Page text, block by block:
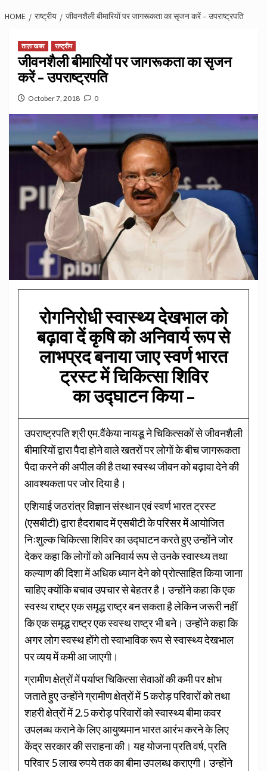
HOME राष्ट्रीय जीवनशैली बीमारियों पर जागरूकता का सृजन करें – उपराष्ट्रपति
ताज़ा खबर राष्ट्रीय
जीवनशैली बीमारियों पर जागरूकता का सृजन
करें – उपराष्ट्रपति
October 7, 2018 0
रोगनिरोधी स्वास्थ्य देखभाल को
बढ़ावा दें कृषि को अनिवार्य रूप से
लाभप्रद बनाया जाए ​​​​​​​स्वर्ण भारत
ट्रस्ट में चिकित्सा शिविर
काउद्घाटन किया –
उपराष्ट्रपति श्री एम.वैंकेया नायडू ने चिकित्सकों से जीवनशैली
बीमारियों द्वारा पैदा होने वाले खतरों पर लोगों के बीच जागरूकता
पैदा करने की अपील की है तथा स्वस्थ जीवन को बढ़ावा देने की
आवश्यकता पर जोर दिया है।
एशियाई जठरांत्र विज्ञान संस्थान एवं स्वर्ण भारत ट्रस्ट
(एसबीटी) द्वारा हैदराबाद में एसबीटी के परिसर में आयोजित
निःशुल्क चिकित्सा शिविर का उद्घाटन करते हुए उन्होंने जोर
देकर कहा कि लोगों को अनिवार्य रूप से उनके स्वास्थ्य तथा
कल्याण की दिशा में अधिक ध्यान देने को प्रोत्साहित किया जाना
चाहिए क्योंकि बचाव उपचार से बेहतर है। उन्होंने कहा कि एक
स्वस्थ राष्ट्र एक समृद्ध राष्ट्र बन सकता है लेकिन जरूरी नहीं
कि एक समृद्ध राष्ट्र एक स्वस्थ राष्ट्र भी बने। उन्होंने कहा कि
अगर लोग स्वस्थ होंगे तो स्वाभाविक रूप से स्वास्थ्य देखभाल
पर व्यय में कमी आ जाएगी।
ग्रामीण क्षेत्रों में पर्याप्त चिकित्सा सेवाओं की कमी पर क्षोभ
जताते हुए उन्होंने ग्रामीण क्षेत्रों में 5 करोड़ परिवारों को तथा
शहरी क्षेत्रों में 2.5 करोड़ परिवारों को स्वास्थ्य बीमा कवर
उपलब्ध कराने के लिए आयुष्यमान भारत आरंभ करने के लिए
केंद्र सरकार की सराहना की। यह योजना प्रति वर्ष, प्रति
परिवार 5 लाख रुपये तक का बीमा उपलब्ध कराएगी। उन्होंने